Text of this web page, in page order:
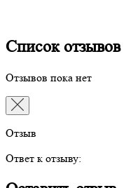
Список отзывов
Отзывов пока нет
Отзыв
Ответ к отзыву: